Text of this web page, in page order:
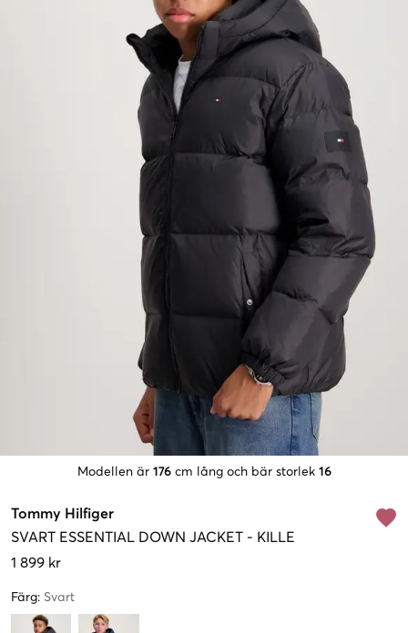
Modellen är 176 cm lång och bär storlek 16
Tommy Hilfiger
SVART ESSENTIAL DOWN JACKET - KILLE
1 899 kr
Färg: Svart